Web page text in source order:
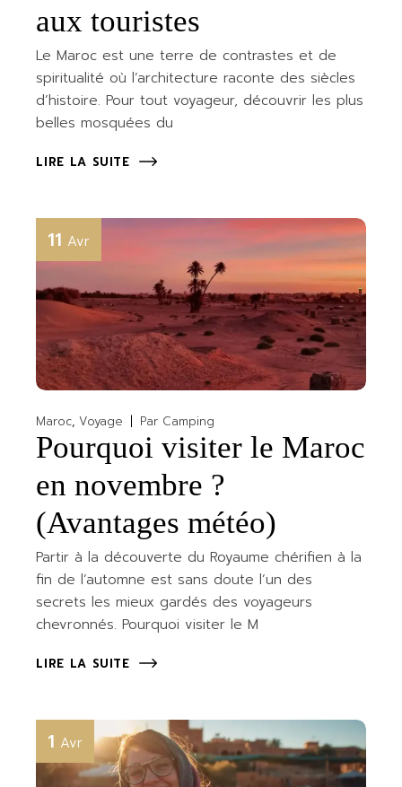
aux touristes
Le Maroc est une terre de contrastes et de
spiritualité où l’architecture raconte des siècles
d’histoire. Pour tout voyageur, découvrir les plus
belles mosquées du
LIRE LA SUITE
11 Avr
Maroc Voyage Par Camping
Pourquoi visiter le Maroc
en novembre ?
(Avantages météo)
Partir à la découverte du Royaume chérifien à la
fin de l’automne est sans doute l’un des
secrets les mieux gardés des voyageurs
chevronnés. Pourquoi visiter le M
LIRE LA SUITE
1 Avr